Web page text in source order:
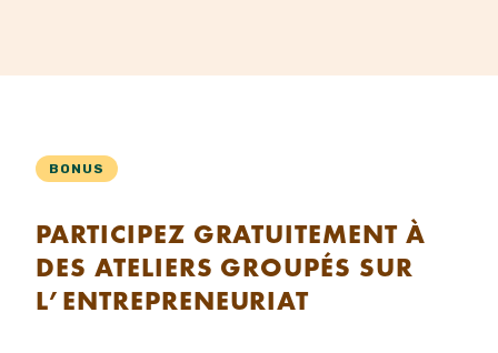
BONUS
PARTICIPEZ GRATUITEMENT À
DES ATELIERS GROUPÉS SUR
L’ENTREPRENEURIAT